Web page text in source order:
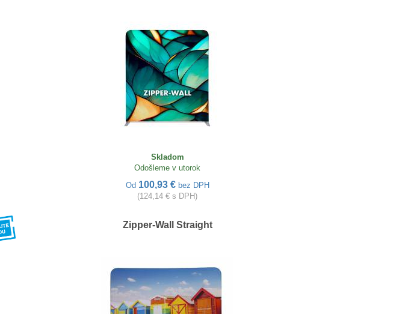
Skladom
Odošleme v utorok
Od 100,93 € bez DPH
(124,14 € s DPH)
Zipper-Wall Straight